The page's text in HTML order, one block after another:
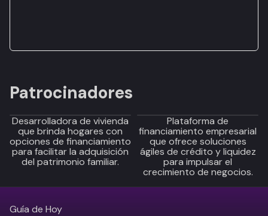
Patrocinadores
Desarrolladora de vivienda
que brinda hogares con
opciones de financiamiento
para facilitar la adquisición
del patrimonio familiar.
Plataforma de
financiamiento empresarial
que ofrece soluciones
ágiles de crédito y liquidez
para impulsar el
crecimiento de negocios.
Guía de Hoy